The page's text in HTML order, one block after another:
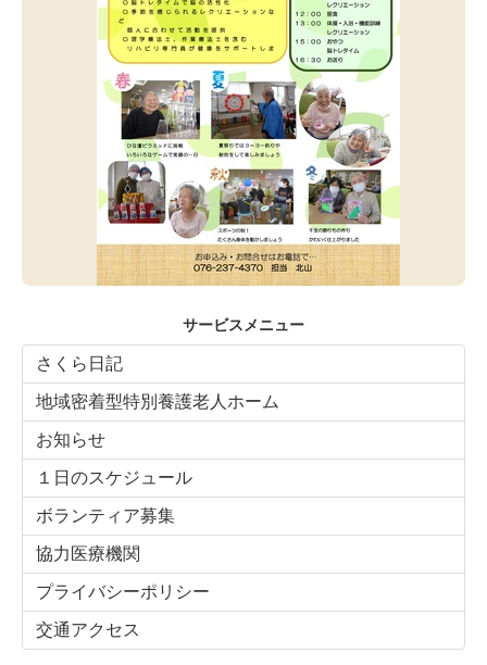
サービスメニュー
さくら日記
地域密着型特別養護老人ホーム
お知らせ
１日のスケジュール
ボランティア募集
協力医療機関
プライバシーポリシー
交通アクセス